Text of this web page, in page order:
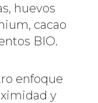
huevos
cacao
BIO.
enfoque
y